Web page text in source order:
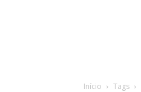
Início Tags